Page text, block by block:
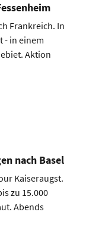
Frankreich. In
- in einem
Aktion
nach Basel
Kaiseraugst.
zu 15.000
Abends